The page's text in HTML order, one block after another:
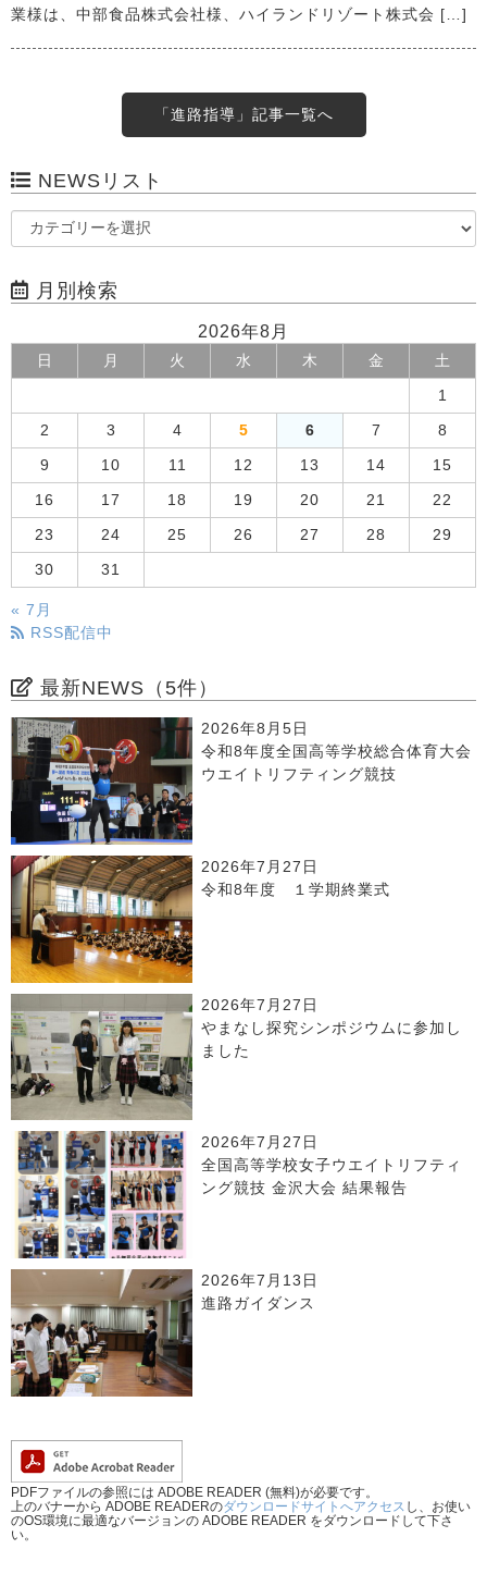
業様は、中部食品株式会社様、ハイランドリゾート株式会 […]
「進路指導」記事一覧へ
NEWSリスト
月別検索
2026年8月
日 月 火 水 木 金 土
1
2 3 4 5 6 7 8
9 10 11 12 13 14 15
16 17 18 19 20 21 22
23 24 25 26 27 28 29
30 31
« 7月
RSS配信中
最新NEWS（5件）
2026年8月5日
令和8年度全国高等学校総合体育大会
ウエイトリフティング競技
2026年7月27日
令和8年度 １学期終業式
2026年7月27日
やまなし探究シンポジウムに参加し
ました
2026年7月27日
全国高等学校女子ウエイトリフティ
ング競技 金沢大会 結果報告
2026年7月13日
進路ガイダンス
PDFファイルの参照には ADOBE READER (無料)が必要です。
上のバナーから ADOBE READERのダウンロードサイトへアクセス し、お使い
のOS環境に最適なバージョンの ADOBE READER をダウンロードして下さ
い。